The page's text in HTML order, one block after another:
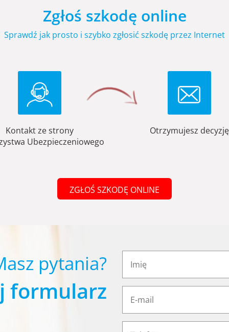
Zgłoś szkodę online
Sprawdź jak prosto i szybko zgłosić szkodę przez Internet
Kontakt ze strony
Ubezpieczeniowego
Otrzymujesz decyzję
ZGŁOŚ SZKODĘ ONLINE
pytania?
formularz